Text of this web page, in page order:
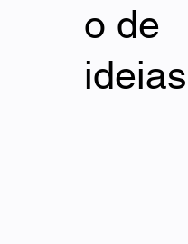
o de